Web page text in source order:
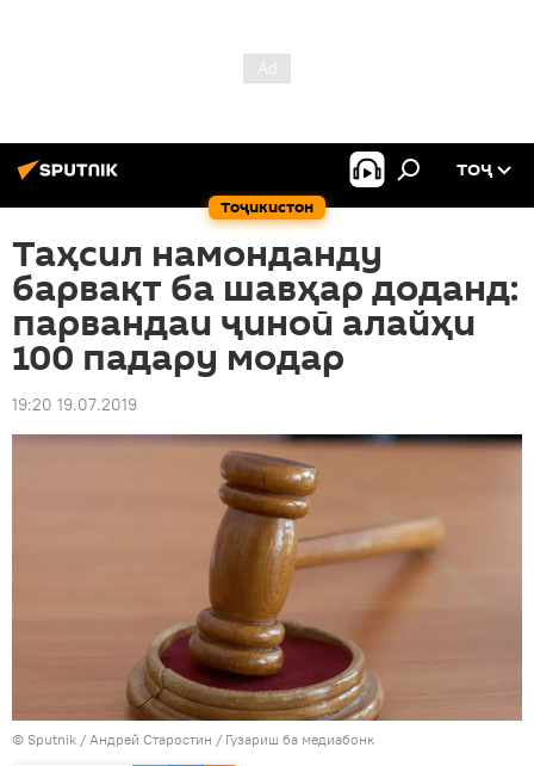
Тоҷикистон
ТОҶ
Таҳсил намонданду
барвақт ба шавҳар доданд:
парвандаи ҷиноӣ алайҳи
100 падару модар
19:20 19.07.2019
© Sputnik / Андрей Старостин / Гузариш ба медиабонк